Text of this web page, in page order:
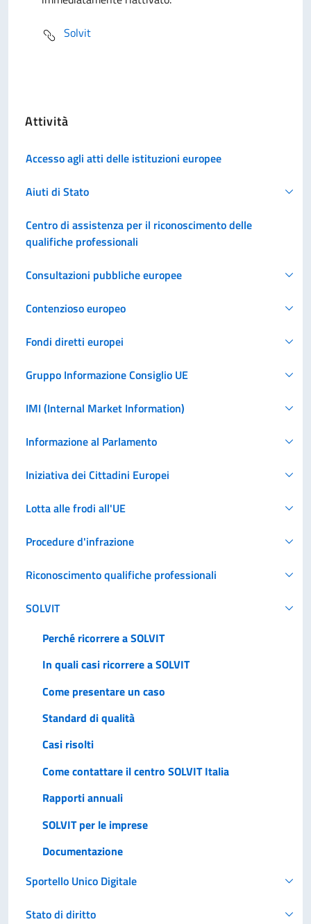
Solvit
Attività
Accesso agli atti delle istituzioni europee
Aiuti di Stato
Centro di assistenza per il riconoscimento delle
qualifiche professionali
Consultazioni pubbliche europee
Contenzioso europeo
Fondi diretti europei
Gruppo Informazione Consiglio UE
IMI (Internal Market Information)
Informazione al Parlamento
Iniziativa dei Cittadini Europei
Lotta alle frodi all'UE
Procedure d'infrazione
Riconoscimento qualifiche professionali
SOLVIT
Perché ricorrere a SOLVIT
In quali casi ricorrere a SOLVIT
Come presentare un caso
Standard di qualità
Casi risolti
Come contattare il centro SOLVIT Italia
Rapporti annuali
SOLVIT per le imprese
Documentazione
Sportello Unico Digitale
Stato di diritto